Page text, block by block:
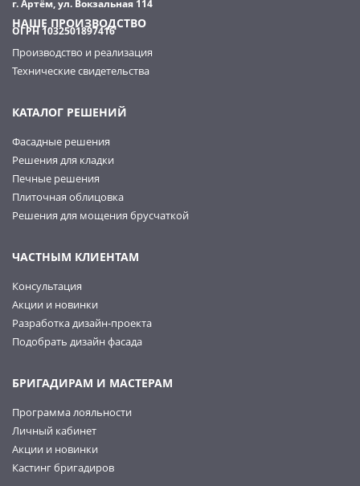
г. Артём, ул. Вокзальная 114
ОГРН 1032501897416
НАШЕ ПРОИЗВОДСТВО
Производство и реализация
Технические свидетельства
КАТАЛОГ РЕШЕНИЙ
Фасадные решения
Решения для кладки
Печные решения
Плиточная облицовка
Решения для мощения брусчаткой
ЧАСТНЫМ КЛИЕНТАМ
Консультация
Акции и новинки
Разработка дизайн-проекта
Подобрать дизайн фасада
БРИГАДИРАМ И МАСТЕРАМ
Программа лояльности
Личный кабинет
Акции и новинки
Кастинг бригадиров